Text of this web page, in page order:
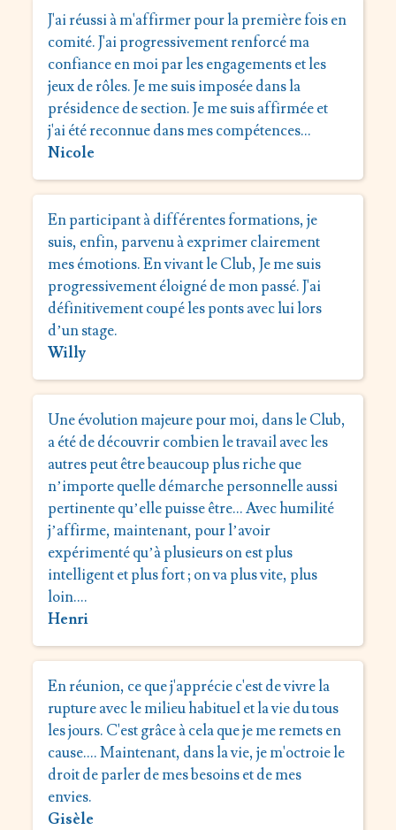
J'ai réussi à m'affirmer pour la première fois en
comité. J'ai progressivement renforcé ma
confiance en moi par les engagements et les
jeux de rôles. Je me suis imposée dans la
présidence de section. Je me suis affirmée et
j'ai été reconnue dans mes compétences…
Nicole
En participant à différentes formations, je
suis, enfin, parvenu à exprimer clairement
mes émotions. En vivant le Club, Je me suis
progressivement éloigné de mon passé. J'ai
définitivement coupé les ponts avec lui lors
d’un stage.
Willy
Une évolution majeure pour moi, dans le Club,
a été de découvrir combien le travail avec les
autres peut être beaucoup plus riche que
n’importe quelle démarche personnelle aussi
pertinente qu’elle puisse être… Avec humilité
j’affirme, maintenant, pour l’avoir
expérimenté qu’à plusieurs on est plus
intelligent et plus fort ; on va plus vite, plus
loin….
Henri
En réunion, ce que j'apprécie c'est de vivre la
rupture avec le milieu habituel et la vie du tous
les jours. C'est grâce à cela que je me remets en
cause.… Maintenant, dans la vie, je m'octroie le
droit de parler de mes besoins et de mes
envies.
Gisèle